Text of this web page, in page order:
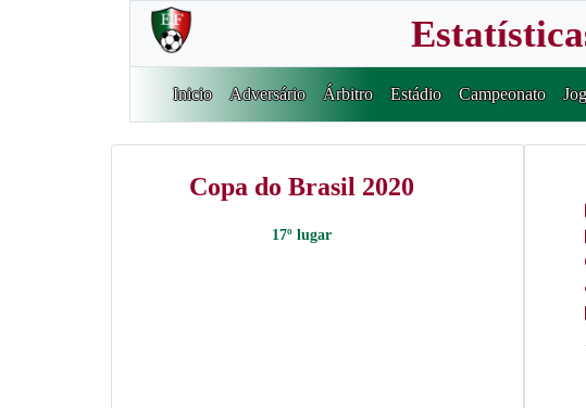
Inicio Adversário Árbitro Estádio Campeonato
Copa do Brasil 2020
17º lugar